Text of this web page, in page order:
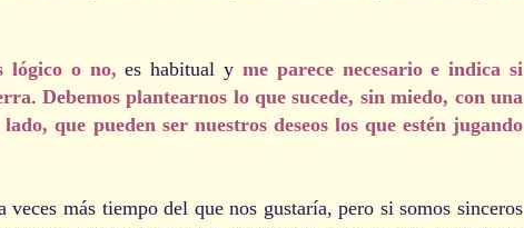
lógico o no,es habitual y me parece necesario e indica si
. Debemos plantearnos lo que sucede, sin miedo, con una
que pueden ser nuestros deseos los que estén jugando
más tiempo del que nos gustaría, pero si somos sinceros